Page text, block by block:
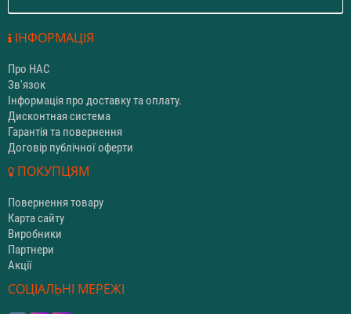
ІНФОРМАЦІЯ
Про НАС
Зв'язок
Інформація про доставку та оплату.
Дисконтная система
Гарантія та повернення
Договір публічної оферти
ПОКУПЦЯМ
Повернення товару
Карта сайту
Виробники
Партнери
Акції
СОЦІАЛЬНІ МЕРЕЖІ